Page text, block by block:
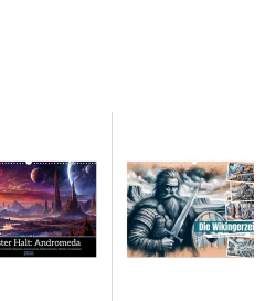
unsere Transportwege kurz
Logistik.
| 12 Monatsseiten | 1
wurde dieses Jahr mit gleichen
wiederveröffentlicht.